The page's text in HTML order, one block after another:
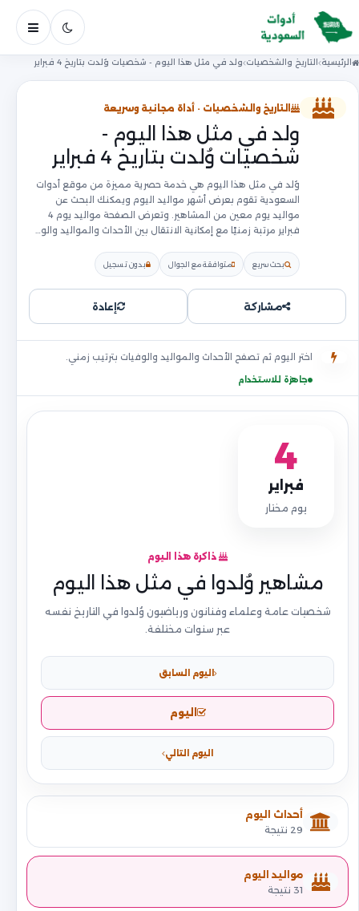
فتح
الرئيسية التاريخ والشخصيات ولد في مثل هذا اليوم - شخصيات وُلدت بتاريخ 4 فبراير
التاريخ والشخصيات · أداة مجانية وسريعة
ولد في مثل هذا اليوم -
شخصيات وُلدت بتاريخ 4 فبراير
وُلد في مثل هذا اليوم هي خدمة حصرية مميزة من موقع أدوات
السعودية تقوم بعرض أشهر مواليد اليوم ويمكنك البحث عن
مواليد يوم معين من المشاهير. وتعرض الصفحة مواليد يوم 4
فبراير مرتبة زمنيًا مع إمكانية الانتقال بين الأحداث والمواليد والو…
بحث سريع متوافقة مع الجوال بدون تسجيل
مشاركة إعادة
اختر اليوم ثم تصفح الأحداث والمواليد والوفيات بترتيب زمني.
جاهزة للاستخدام
4
فبراير
يوم مختار
ذاكرة هذا اليوم
مشاهير وُلدوا في مثل هذا اليوم
شخصيات عامة وعلماء وفنانون ورياضيون وُلدوا في التاريخ نفسه
عبر سنوات مختلفة.
اليوم السابق
اليوم
اليوم التالي
أحداث اليوم
29 نتيجة
مواليد اليوم
31 نتيجة